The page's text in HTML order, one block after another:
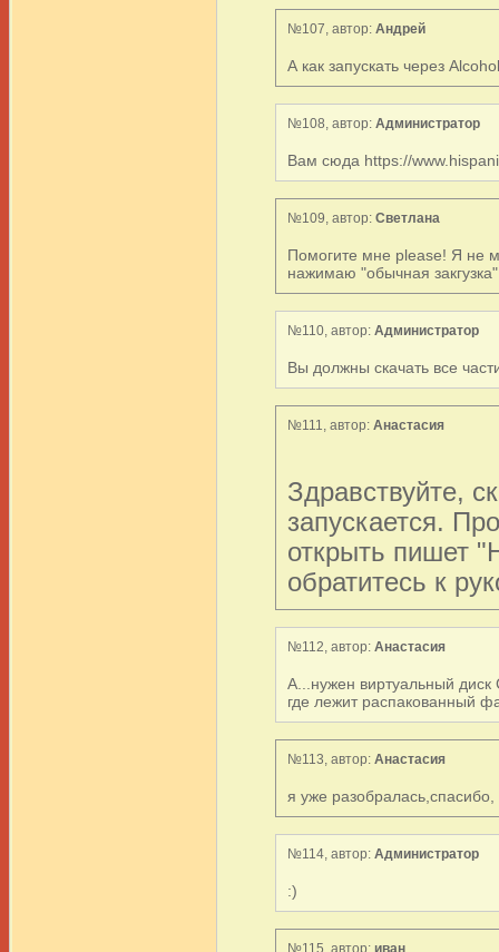
№107, автор: Андрей
А как запускать через
№108, автор: Администратор
Вам сюда https://
№109, автор: Светлана
Помогите мне please! Я не
нажимаю "обычная
№110, автор: Администратор
Вы должны скачать все
№111, автор: Анастасия
Здравствуйте,
запускается.
открыть пишет
обратитесь к
№112, автор: Анастасия
А...нужен виртуальный диск
где лежит распакованный
№113, автор: Анастасия
я уже
№114, автор: Администратор
:)
№115, автор: иван